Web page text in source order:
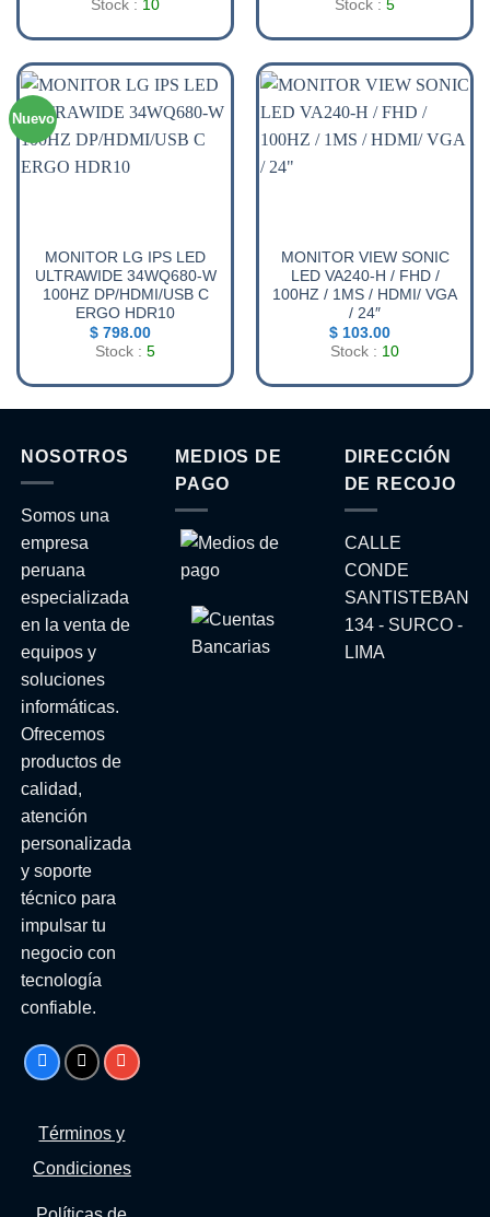
Stock : 10
Stock : 5
Nuevo
MONITOR LG IPS LED
ULTRAWIDE 34WQ680-W
100HZ DP/HDMI/USB C
ERGO HDR10
$798.00
Stock : 5
MONITOR VIEW SONIC
LED VA240-H / FHD /
100HZ / 1MS / HDMI/ VGA
/ 24″
$103.00
Stock : 10
NOSOTROS
Somos una
empresa
peruana
especializada
en la venta de
equipos y
soluciones
informáticas.
Ofrecemos
productos de
calidad,
atención
personalizada
y soporte
técnico para
impulsar tu
negocio con
tecnología
confiable.
Términos y
Condiciones
MEDIOS DE
PAGO
DIRECCIÓN
DE RECOJO
CALLE
CONDE
SANTISTEBAN
134 - SURCO -
LIMA